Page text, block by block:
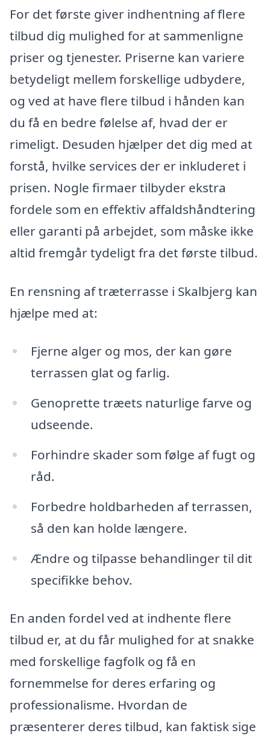
For det første giver indhentning af flere
tilbud dig mulighed for at sammenligne
priser og tjenester. Priserne kan variere
betydeligt mellem forskellige udbydere,
og ved at have flere tilbud i hånden kan
du få en bedre følelse af, hvad der er
rimeligt. Desuden hjælper det dig med at
forstå, hvilke services der er inkluderet i
prisen. Nogle firmaer tilbyder ekstra
fordele som en effektiv affaldshåndtering
eller garanti på arbejdet, som måske ikke
altid fremgår tydeligt fra det første tilbud.
En rensning af træterrasse i Skalbjerg kan
hjælpe med at:
Fjerne alger og mos, der kan gøre
terrassen glat og farlig.
Genoprette træets naturlige farve og
udseende.
Forhindre skader som følge af fugt og
råd.
Forbedre holdbarheden af terrassen,
så den kan holde længere.
Ændre og tilpasse behandlinger til dit
specifikke behov.
En anden fordel ved at indhente flere
tilbud er, at du får mulighed for at snakke
med forskellige fagfolk og få en
fornemmelse for deres erfaring og
professionalisme. Hvordan de
præsenterer deres tilbud, kan faktisk sige